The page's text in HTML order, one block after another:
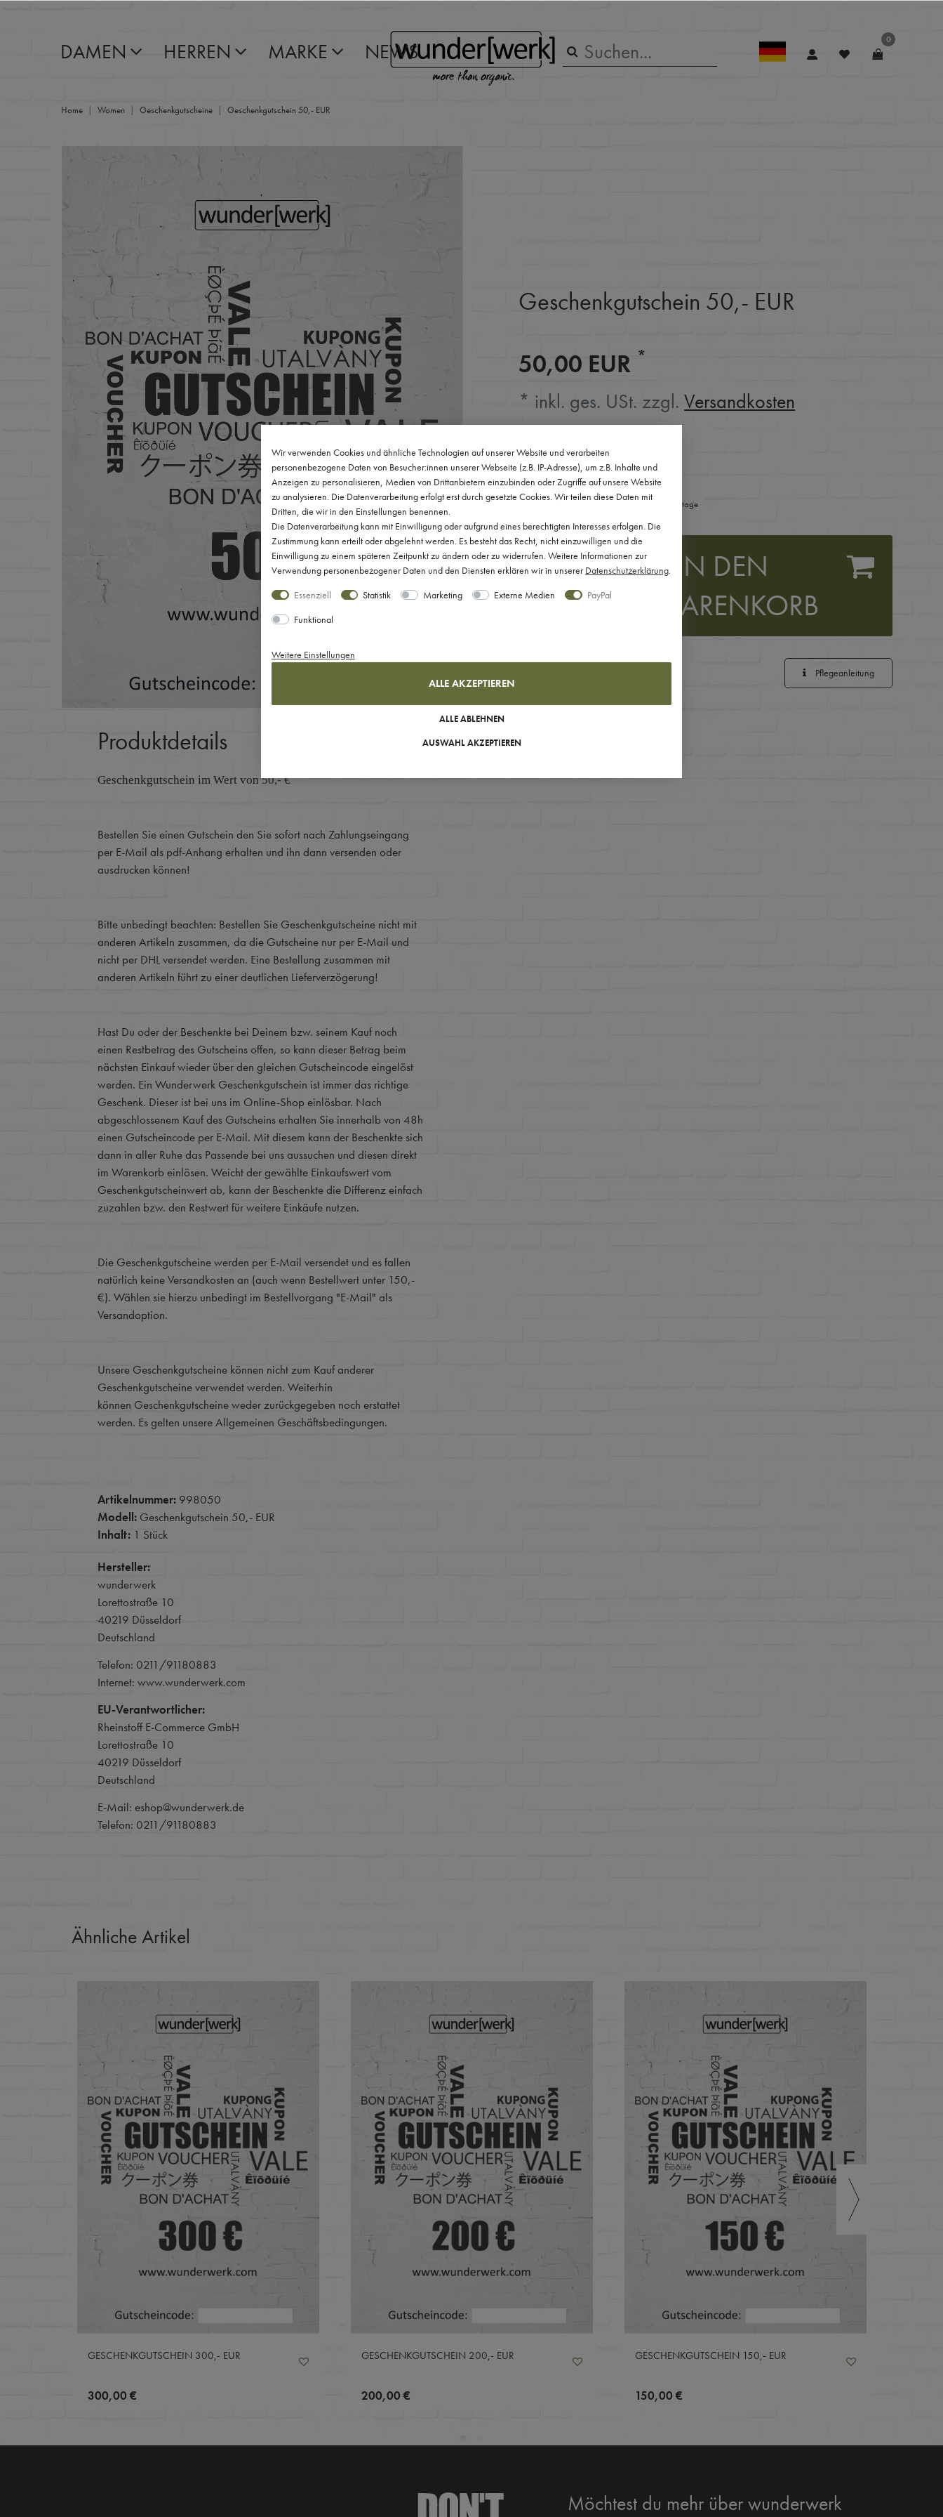
DAMEN HERREN MARKE NEWS 0
Home Women Geschenkgutscheine Geschenkgutschein 50,- EUR
Geschenkgutschein 50,- EUR
50,00 EUR *
* inkl. ges. USt. zzgl.Versandkosten
Ihre Auswahl:
Sofort versandfertig, Lieferzeit 1-3 Werktage
IN DEN
WARENKORB
Pflegeanleitung
Produktdetails
Geschenkgutschein im Wert von 50,- €
Bestellen Sie einen Gutschein den Sie sofort nach Zahlungseingang
per E-Mail als pdf-Anhang erhalten und ihn dann versenden oder
ausdrucken können!
Bitte unbedingt beachten: Bestellen Sie Geschenkgutscheine nicht mit
anderen Artikeln zusammen, da die Gutscheine nur per E-Mail und
nicht per DHL versendet werden. Eine Bestellung zusammen mit
anderen Artikeln führt zu einer deutlichen Lieferverzögerung!
Hast Du oder der Beschenkte bei Deinem bzw. seinem Kauf noch
einen Restbetrag des Gutscheins offen, so kann dieser Betrag beim
nächsten Einkauf wieder über den gleichen Gutscheincode eingelöst
werden. Ein Wunderwerk Geschenkgutschein ist immer das richtige
Geschenk. Dieser ist bei uns im Online-Shop einlösbar. Nach
abgeschlossenem Kauf des Gutscheins erhalten Sie innerhalb von 48h
einen Gutscheincode per E-Mail. Mit diesem kann der Beschenkte sich
dann in aller Ruhe das Passende bei uns aussuchen und diesen direkt
im Warenkorb einlösen. Weicht der gewählte Einkaufswert vom
Geschenkgutscheinwert ab, kann der Beschenkte die Differenz einfach
zuzahlen bzw. den Restwert für weitere Einkäufe nutzen.
Die Geschenkgutscheine werden per E-Mail versendet und es fallen
natürlich keine Versandkosten an (auch wenn Bestellwert unter 150,-
€). Wählen sie hierzu unbedingt im Bestellvorgang "E-Mail" als
Versandoption.
Unsere Geschenkgutscheine können nicht zum Kauf anderer
Geschenkgutscheine verwendet werden. Weiterhin
können Geschenkgutscheine weder zurückgegeben noch erstattet
werden. Es gelten unsere Allgemeinen Geschäftsbedingungen.
Artikelnummer: 998050
Modell: Geschenkgutschein 50,- EUR
Inhalt: 1 Stück
Hersteller:
wunderwerk
Lorettostraße 10
40219 Düsseldorf
Deutschland
Telefon: 0211/91180883
Internet: www.wunderwerk.com
EU-Verantwortlicher:
Rheinstoff E-Commerce GmbH
Lorettostraße 10
40219 Düsseldorf
Deutschland
E-Mail: eshop@wunderwerk.de
Telefon: 0211/91180883
Ähnliche Artikel
GESCHENKGUTSCHEIN 300,- EUR
300,00 €
GESCHENKGUTSCHEIN 200,- EUR
200,00 €
GESCHENKGUTSCHEIN 150,- EUR
150,00 €
Möchtest du mehr über wunderwerk
Wir verwenden Cookies und ähnliche Technologien auf unserer Website und verarbeiten
personenbezogene Daten von Besucher:innen unserer Webseite (z.B. IP-Adresse), um z.B. Inhalte und
Anzeigen zu personalisieren, Medien von Drittanbietern einzubinden oder Zugriffe auf unsere Website
zu analysieren. Die Datenverarbeitung erfolgt erst durch gesetzte Cookies. Wir teilen diese Daten mit
Dritten, die wir in den Einstellungen benennen.
Die Datenverarbeitung kann mit Einwilligung oder aufgrund eines berechtigten Interesses erfolgen. Die
Zustimmung kann erteilt oder abgelehnt werden. Es besteht das Recht, nicht einzuwilligen und die
Einwilligung zu einem späteren Zeitpunkt zu ändern oder zu widerrufen. Weitere Informationen zur
Verwendung personenbezogener Daten und den Diensten erklären wir in unserer Daten­schutz­erklärung
Essenziell
Statistik Marketing Externe Medien
PayPal
Funktional
Weitere Einstellungen
ALLE AKZEPTIEREN
ALLE ABLEHNEN
AUSWAHL AKZEPTIEREN